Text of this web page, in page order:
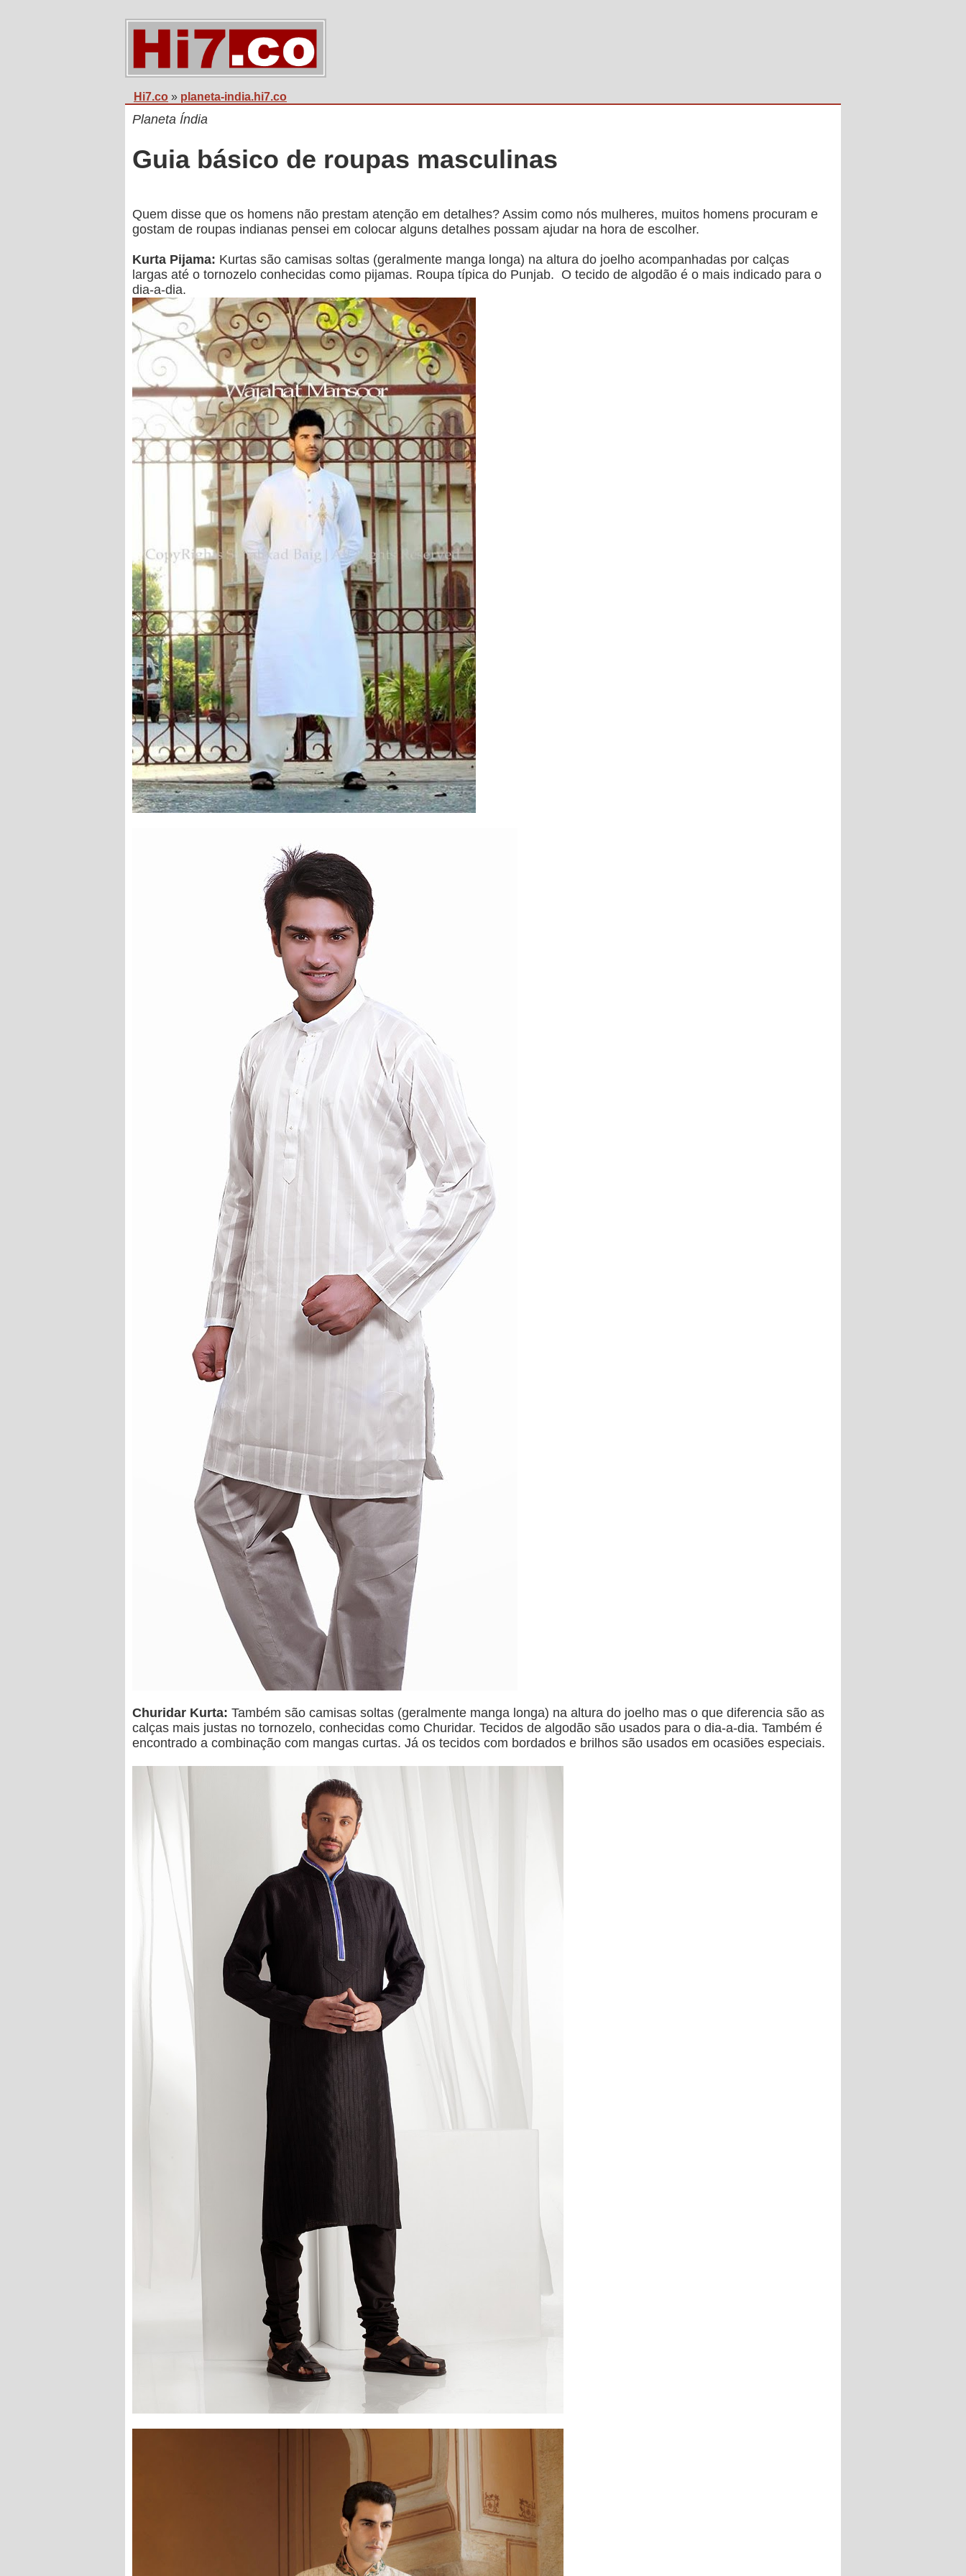
Hi7.co » planeta-india.hi7.co
Planeta Índia
Guia básico de roupas masculinas
Quem disse que os homens não prestam atenção em detalhes? Assim como nós mulheres, muitos homens procuram e
gostam de roupas indianas pensei em colocar alguns detalhes possam ajudar na hora de escolher.
Kurta Pijama: Kurtas são camisas soltas (geralmente manga longa) na altura do joelho acompanhadas por calças
largas até o tornozelo conhecidas como pijamas. Roupa típica do Punjab. O tecido de algodão é o mais indicado para o
dia-a-dia.
Churidar Kurta: Também são camisas soltas (geralmente manga longa) na altura do joelho mas o que diferencia são as
calças mais justas no tornozelo, conhecidas como Churidar. Tecidos de algodão são usados para o dia-a-dia. Também é
encontrado a combinação com mangas curtas. Já os tecidos com bordados e brilhos são usados em ocasiões especiais.